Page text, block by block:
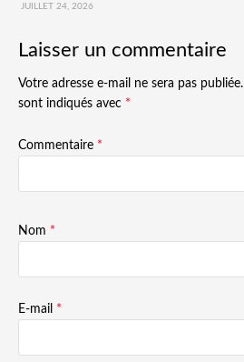
JUILLET 24, 2026
Laisser un commentaire
Votre adresse e-mail ne sera pas publiée.
sont indiqués avec *
Commentaire *
Nom *
E-mail *